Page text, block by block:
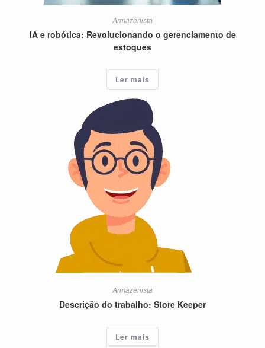
Armazenista
IA e robótica: Revolucionando o gerenciamento de
estoques
Ler mais
Armazenista
Descrição do trabalho: Store Keeper
Ler mais